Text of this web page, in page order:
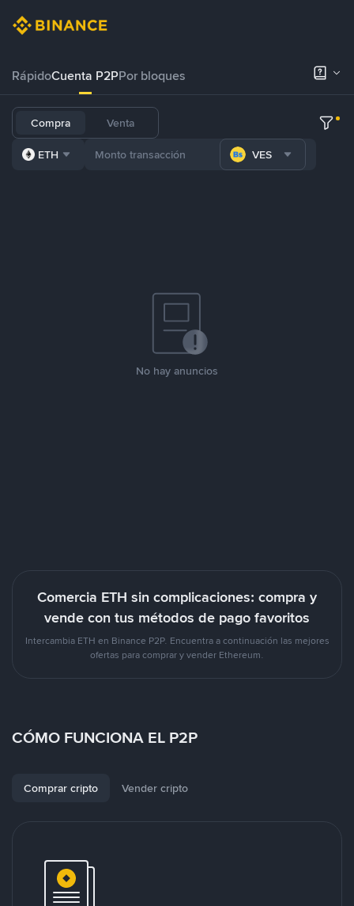
RápidoCuenta P2PPor bloques
Compra Venta
ETH VES
No hay anuncios
Comercia ETH sin complicaciones: compra y
vende con tus métodos de pago favoritos
Intercambia ETH en Binance P2P. Encuentra a continuación las mejores
ofertas para comprar y vender Ethereum.
CÓMO FUNCIONA EL P2P
Comprar cripto Vender cripto